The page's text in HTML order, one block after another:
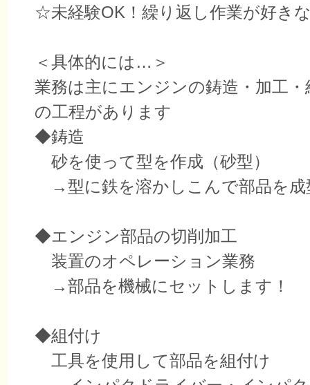
☆未経験OK！繰り返し作業が好き
＜具体的には…＞
業務は主にエンジンの鋳造・加工・
の工程があります
◆鋳造
砂を使って型を作成（砂型）
→型に鉄を溶かしこんで部品を成
◆エンジン部品の切削加工
装置のオペレーション業務
→部品を機械にセットします！
◆組付け
工具を使用して部品を組付け